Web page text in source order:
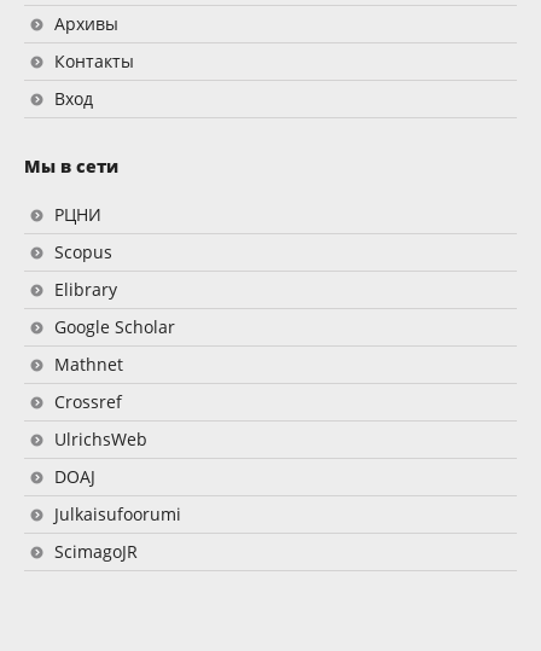
Архивы
Контакты
Вход
Мы в сети
РЦНИ
Scopus
Elibrary
Google Scholar
Mathnet
Crossref
UlrichsWeb
DOAJ
Julkaisufoorumi
ScimagoJR